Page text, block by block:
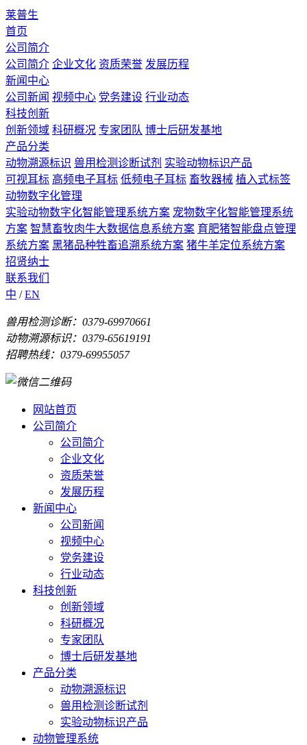
莱普生
首页
公司简介
公司简介 企业文化 资质荣誉 发展历程
新闻中心
公司新闻 视频中心 党务建设 行业动态
科技创新
创新领域 科研概况 专家团队 博士后研发基地
产品分类
动物溯源标识 兽用检测诊断试剂 实验动物标识产品
可视耳标 高频电子耳标 低频电子耳标 畜牧器械 植入式标签
动物数字化管理
实验动物数字化智能管理系统方案 宠物数字化智能管理系统
方案 智慧畜牧肉牛大数据信息系统方案 育肥猪智能盘点管理
系统方案 黑猪品种牲畜追溯系统方案 猪牛羊定位系统方案
招贤纳士
联系我们
中 /EN
兽用检测诊断：0379-69970661
动物溯源标识：0379-65619191
招聘热线：0379-69955057
网站首页
公司简介
公司简介
企业文化
资质荣誉
发展历程
新闻中心
公司新闻
视频中心
党务建设
行业动态
科技创新
创新领域
科研概况
专家团队
博士后研发基地
产品分类
动物溯源标识
兽用检测诊断试剂
实验动物标识产品
动物管理系统